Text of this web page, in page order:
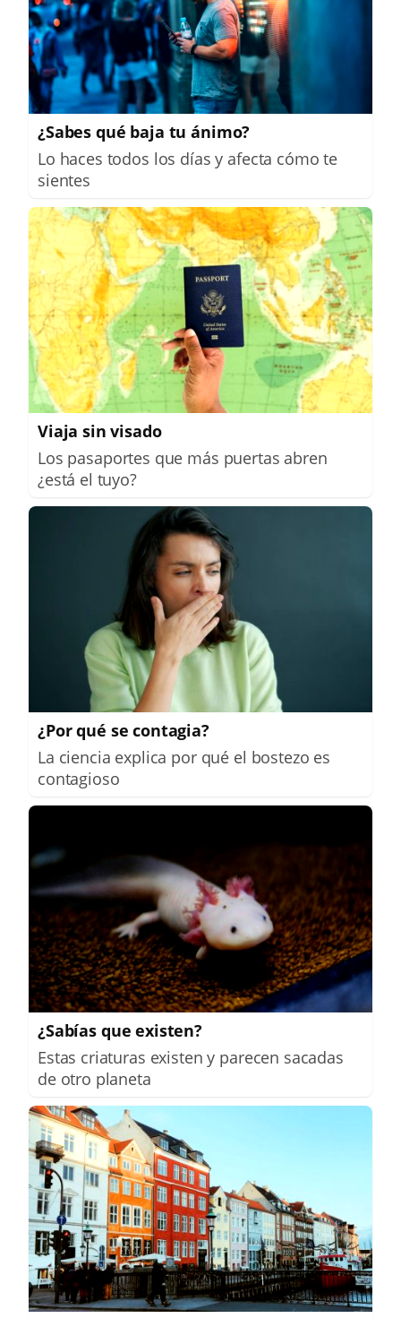
¿Sabes qué baja tu ánimo?
Lo haces todos los días y afecta cómo te
sientes
Viaja sin visado
Los pasaportes que más puertas abren
¿está el tuyo?
¿Por qué se contagia?
La ciencia explica por qué el bostezo es
contagioso
¿Sabías que existen?
Estas criaturas existen y parecen sacadas
de otro planeta